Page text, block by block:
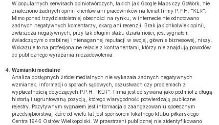
W popularnych serwisach opiniotwórczych, takich jak Google Maps czy GoWork, nie
znaleziono żadnych opinii klientów ani pracowników na temat firmy P.P.H. "KER".
Mimo ponad trzydziestoletniej obecności na rynku, w internecie nie odnotowano
żadnych negatywnych komentarzy, skarg ani recenzji. Brak jakichkolwiek opinii,
zwłaszcza negatywnych, przy tak długim stażu działalności, jest sygnałem
świadczącym o stabilnej i nienagannej reputacji w swojej, głównie biznesowej, niszy.
Wskazuje to na profesjonalne relacje z kontrahentami, którzy nie znajdują powodów
do publicznego wyrażania niezadowolenia.
Wzmianki medialne
Analiza dostępnych źródeł medialnych nie wykazała żadnych negatywnych
wzmianek, informacji o sporach sądowych, oszustwach czy problemach z
wypłacalnością dotyczących P.P.H. "KER". Firma jest opisywana jako podmiot z długą
historią i ugruntowaną pozycją, którego wiarygodność potwierdzają publiczne
rejestry. Pozytywnym sygnałem jest informacja o zaangażowaniu społecznym
przedsiębiorstwa, które od wielu lat jest sponsorem lokalnego klubu piłkarskiego
Centra 1946 Ostrów Wielkopolski. W przestrzeni publicznej nie zidentyfikowano